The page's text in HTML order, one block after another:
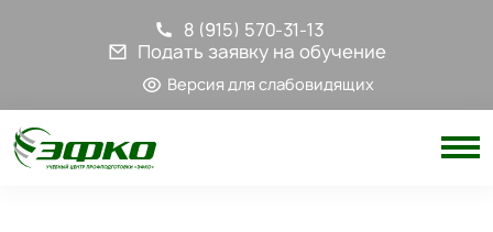
8 (915) 570-31-13
Подать заявку на обучение
Версия для слабовидящих